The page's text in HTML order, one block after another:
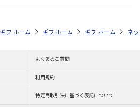
お中元・夏ギフト特集 2026 ハム・お肉 ＜
ギフトストア お中元・夏ギフト特集 2026
ホーム ギフトストア お中元・夏ギフト
ホーム ギフトストア お
ホーム ネ
よくあるご質問
利用規約
特定商取引法に基づく表記について